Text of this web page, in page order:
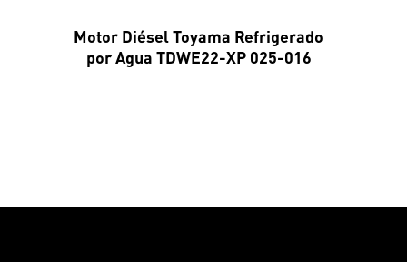
Motor Diésel Toyama Refrigerado
por Agua TDWE22-XP 025-016